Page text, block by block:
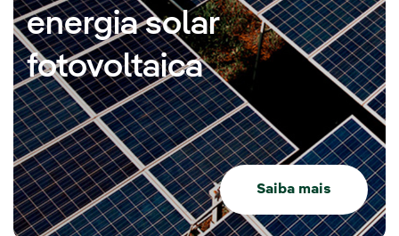
energia solar
fotovoltaica
Saiba mais